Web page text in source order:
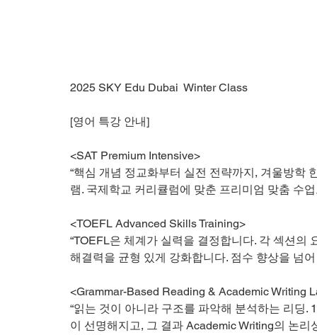
2025 SKY Edu Dubai  Winter Class
[영어 특강 안내]
<SAT Premium Intensive>
“핵심 개념 정교화부터 실전 전략까지, 겨울방학
램. 국제학교 커리큘럼에 맞춘 프리미엄 맞춤 수
<TOEFL Advanced Skills Training>
“TOEFL은 체계가 실력을 결정합니다. 각 섹션
해결력을 균형 있게 강화합니다. 점수 향상을 넘
<Grammar-Based Reading & Academic Writing
“읽는 것이 아니라 구조를 파악해 분석하는 리딩
이 선명해지고, 그 결과 Academic Writing의 논